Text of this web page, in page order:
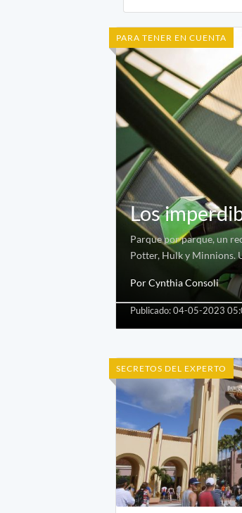
PARA TENER EN CUENTA
Los
Parque por parque, un
Potter, Hulk y Minnions.
Por Cynthia Consoli
Publicado: 04-05-2023
SECRETOS DEL EXPERTO